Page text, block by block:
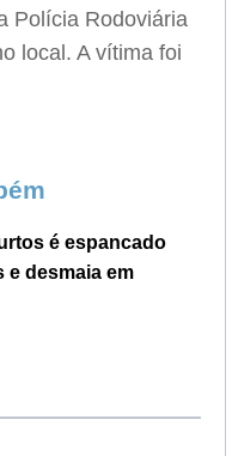
Polícia Rodoviária
local. A vítima foi
é espancado
e desmaia em